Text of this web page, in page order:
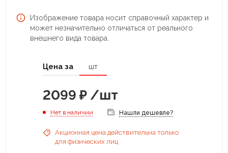
Изображение товара носит справочный характер и
может незначительно отличаться от реального
внешнего вида товара.
Цена за шт
2099 ₽ /шт
Нет в наличии Нашли дешевле?
Акционная цена действительна только
для физических лиц